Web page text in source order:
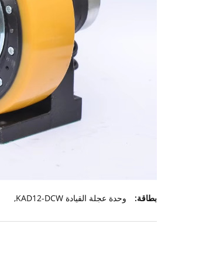
بطاقة: وحدة عجلة القيادة KAD12-DCW ,